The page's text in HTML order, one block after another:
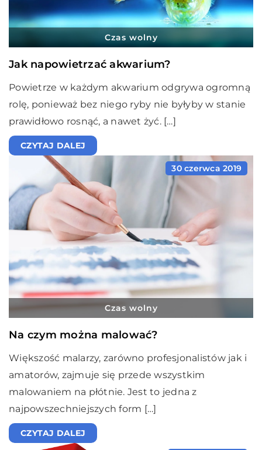
Czas wolny
Jak napowietrzać akwarium?
Powietrze w każdym akwarium odgrywa ogromną
rolę, ponieważ bez niego ryby nie byłyby w stanie
prawidłowo rosnąć, a nawet żyć. […]
CZYTAJ DALEJ
30 czerwca 2019
Czas wolny
Na czym można malować?
Większość malarzy, zarówno profesjonalistów jak i
amatorów, zajmuje się przede wszystkim
malowaniem na płótnie. Jest to jedna z
najpowszechniejszych form […]
CZYTAJ DALEJ